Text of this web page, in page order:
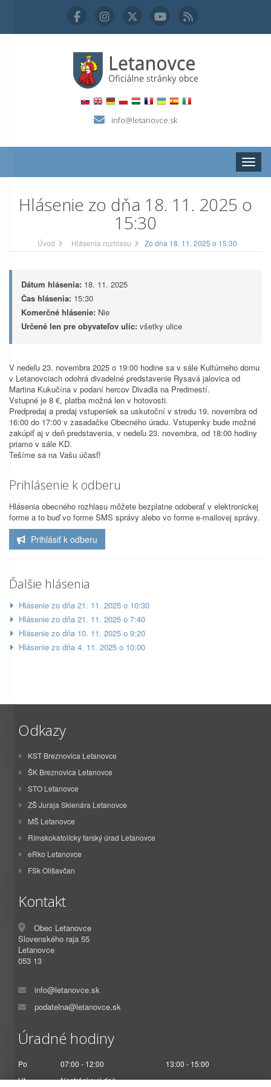
info@letanovce.sk
Hlásenie zo dňa 18. 11. 2025 o
15:30
Úvod Hlásenia rozhlasu Zo dňa 18. 11. 2025 o 15:30
Dátum hlásenia: 18. 11. 2025
Čas hlásenia: 15:30
Komerčné hlásenie: Nie
Určené len pre obyvateľov ulíc: všetky ulice
V nedeľu 23. novembra 2025 o 19:00 hodine sa v sále Kultúrneho domu
v Letanovciach odohrá divadelné predstavenie Rysavá jalovica od
Martina Kukučína v podaní hercov Divadla na Predmestí.
Vstupné je 8 €, platba možná len v hotovosti.
Predpredaj a predaj vstupeniek sa uskutoční v stredu 19. novembra od
16:00 do 17:00 v zasadačke Obecného úradu. Vstupenky bude možné
zakúpiť aj v deň predstavenia, v nedeľu 23. novembra, od 18:00 hodiny
priamo v sále KD.
Tešíme sa na Vašu účasť!
Prihlásenie k odberu
Hlásenia obecného rozhlasu môžete bezplatne odoberať v elektronickej
forme a to buď vo forme SMS správy alebo vo forme e-mailovej správy.
Prihlásiť k odberu
Ďalšie hlásenia
Hlásenie zo dňa 21. 11. 2025 o 10:30
Hlásenie zo dňa 21. 11. 2025 o 7:40
Hlásenie zo dňa 10. 11. 2025 o 9:20
Hlásenie zo dňa 4. 11. 2025 o 10:00
Odkazy
KST Breznovica Letanovce
ŠK Breznovica Letanovce
STO Letanovce
ZŠ Juraja Sklenára Letanovce
MŠ Letanovce
Rímskokatolícky farský úrad Letanovce
eRko Letanovce
FSk Olišavčan
Kontakt
Obec Letanovce
Slovenského raja 55
Letanovce
053 13
info@letanovce.sk
podatelna@letanovce.sk
Úradné hodiny
Po 07:00 - 12:00
13:00 - 15:00
Ut
Nestránkový deň